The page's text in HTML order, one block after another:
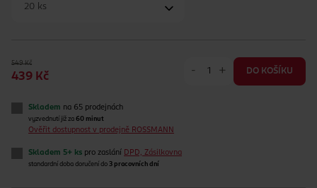
20 ks
549 Kč
439 Kč
- + DO KOŠÍKU
Skladem na 65 prodejnách
vyzvednutí již za 60 minut
Ověřit dostupnost v prodejně ROSSMANN
Skladem 5+ ks pro zaslání DPD, Zásilkovna
standardní doba doručení do 3 pracovních dní